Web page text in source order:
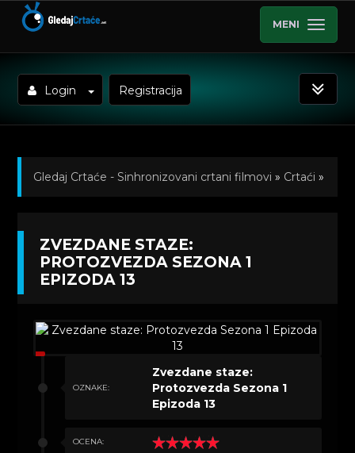
MENI
Login Registracija
Gledaj Crtaće - Sinhronizovani crtani filmovi » Crtaći »
Srpski)»Kratkometrazni crtani filmovi » Zvezdane
ZVEZDANE STAZE:
PROTOZVEZDA SEZONA 1
EPIZODA 13
OZNAKE:
Zvezdane staze:
Protozvezda Sezona 1
Epizoda 13
OCENA: